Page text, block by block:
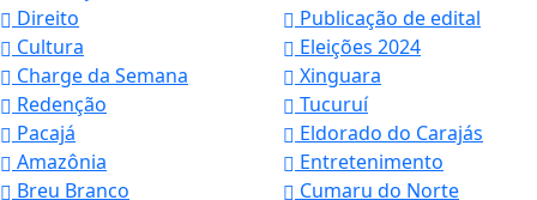
Direito
Publicação de edital
Cultura
Eleições 2024
Charge da Semana
Xinguara
Redenção
Tucuruí
Pacajá
Eldorado do Carajás
Amazônia
Entretenimento
Breu Branco
Cumaru do Norte